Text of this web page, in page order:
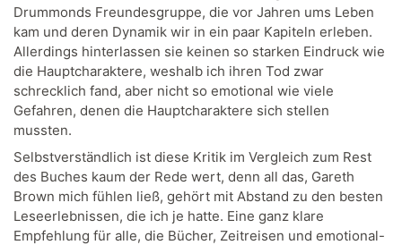
Drummonds Freundesgruppe, die vor Jahren ums Leben
kam und deren Dynamik wir in ein paar Kapiteln erleben.
Allerdings hinterlassen sie keinen so starken Eindruck wie
die Hauptcharaktere, weshalb ich ihren Tod zwar
schrecklich fand, aber nicht so emotional wie viele
Gefahren, denen die Hauptcharaktere sich stellen
mussten.
Selbstverständlich ist diese Kritik im Vergleich zum Rest
des Buches kaum der Rede wert, denn all das, Gareth
Brown mich fühlen ließ, gehört mit Abstand zu den besten
Leseerlebnissen, die ich je hatte. Eine ganz klare
Empfehlung für alle, die Bücher, Zeitreisen und emotional-